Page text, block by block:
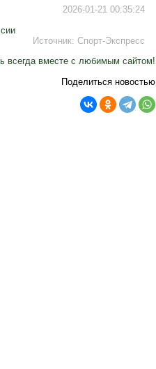
2026-01-21 00:35:24
Источник: Спорт-Экспресс
всегда вместе с любимым сайтом!
Поделиться новостью